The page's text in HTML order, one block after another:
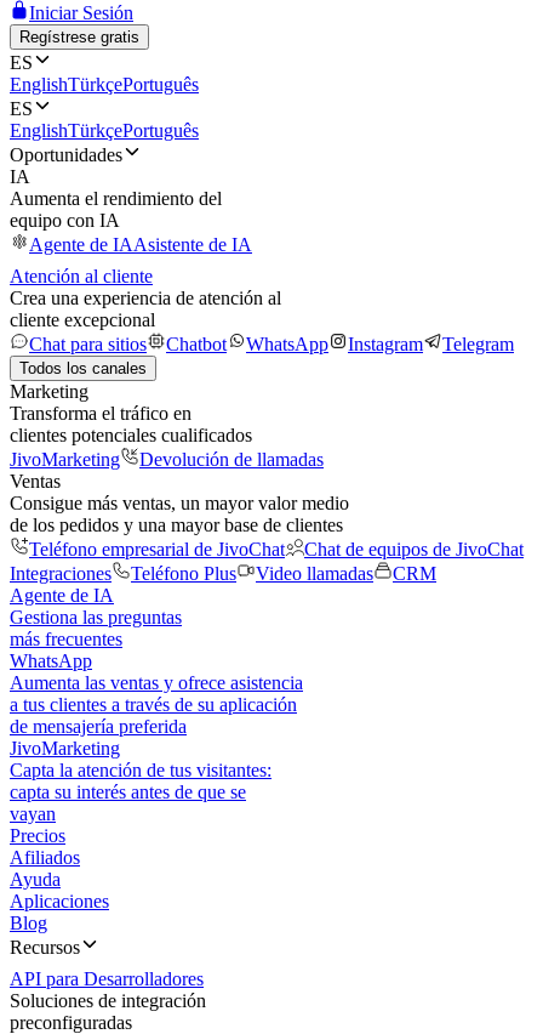
Iniciar Sesión
Regístrese gratis
ES
EnglishTürkçePortuguês
ES
EnglishTürkçePortuguês
Oportunidades
IA
Aumenta el rendimiento del
equipo con IA
Agente de IAAsistente de IA
Atención al cliente
Crea una experiencia de atención al
cliente excepcional
Chat para sitios
Chatbot WhatsApp Instagram Telegram
Todos los canales
Marketing
Transforma el tráfico en
clientes potenciales cualificados
JivoMarketing
Devolución de llamadas
Ventas
Consigue más ventas, un mayor valor medio
de los pedidos y una mayor base de clientes
Teléfono empresarial de JivoChat
Chat de equipos de JivoChat
Integraciones
Teléfono Plus Video llamadas
CRM
Agente de IA
Gestiona las preguntas
más frecuentes
WhatsApp
Aumenta las ventas y ofrece asistencia
a tus clientes a través de su aplicación
de mensajería preferida
JivoMarketing
Capta la atención de tus visitantes:
capta su interés antes de que se
vayan
Precios
Afiliados
Ayuda
Aplicaciones
Blog
Recursos
API para Desarrolladores
Soluciones de integración
preconfiguradas